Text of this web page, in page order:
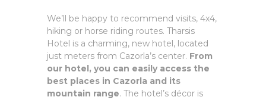
We’ll be happy to recommend visits, 4x4,
hiking or horse riding routes. Tharsis
Hotel is a charming, new hotel, located
just meters from Cazorla’s center. From
our hotel, you can easily access the
best places in Cazorla and its
mountain range. The hotel’s décor is